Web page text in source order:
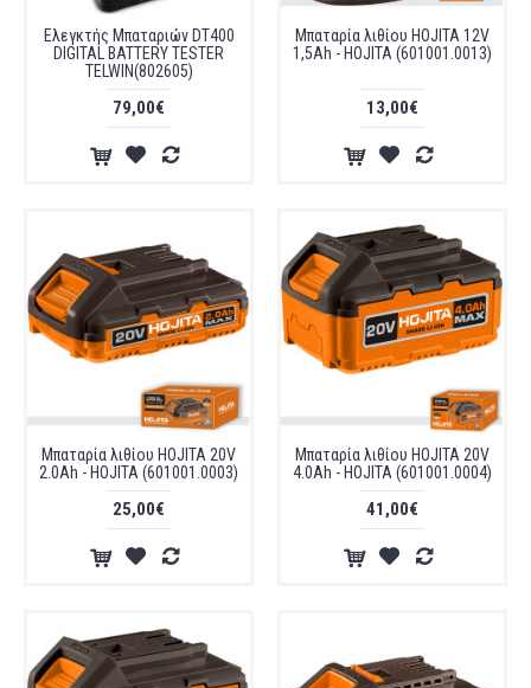
Ελεγκτής Μπαταριών DT400
DIGITAL BATTERY TESTER
TELWIN(802605)
79,00€
Μπαταρία λιθίου HOJITA 12V
1,5Ah - HOJITA (601001.0013)
13,00€
Μπαταρία λιθίου HOJITA 20V
2.0Ah - HOJITA (601001.0003)
25,00€
Μπαταρία λιθίου HOJITA 20V
4.0Ah - HOJITA (601001.0004)
41,00€